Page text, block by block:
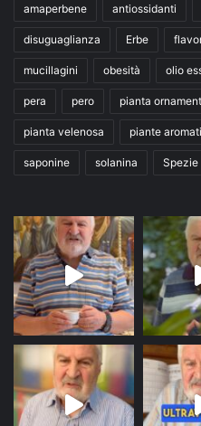
amaperbene antiossidanti
disuguaglianza Erbe
mucillagini obesità olio
pera pero pianta
pianta velenosa piante
saponine solanina Spezie